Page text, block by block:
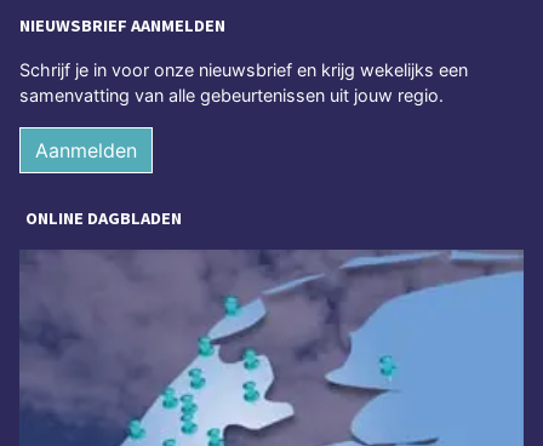
NIEUWSBRIEF AANMELDEN
Schrijf je in voor onze nieuwsbrief en krijg wekelijks een
samenvatting van alle gebeurtenissen uit jouw regio.
Aanmelden
ONLINE DAGBLADEN